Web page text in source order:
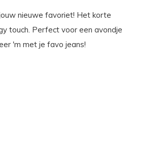
nieuwe favoriet! Het korte
touch. Perfect voor een avondje
'm met je favo jeans!